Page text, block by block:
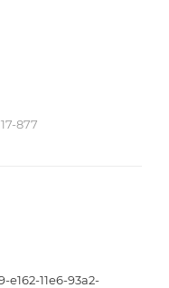
877
e162-11e6-93a2-